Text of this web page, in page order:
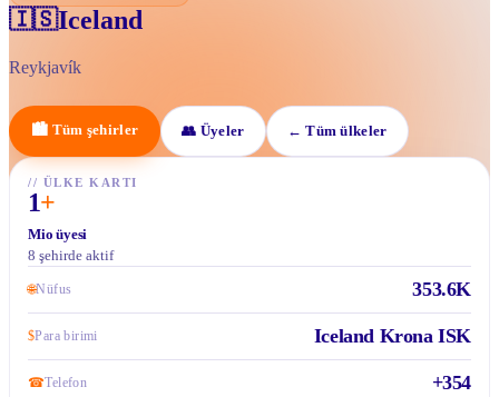
🇮🇸Iceland
Reykjavík
🏙 Tüm şehirler 👥 Üyeler ←Tüm ülkeler
// ÜLKE KARTI
1+
Mio üyesi
8 şehirde aktif
🌐Nüfus 353.6K
$Para birimi Iceland Krona ISK
☎Telefon +354